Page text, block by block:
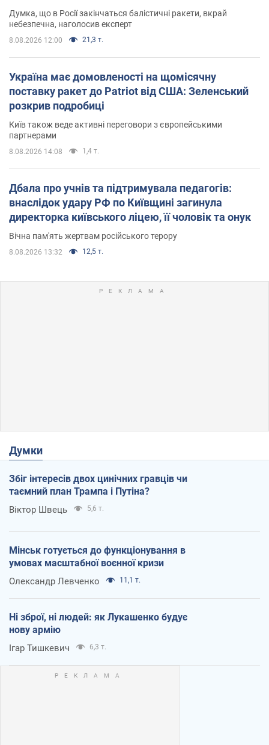
Думка, що в Росії закінчаться балістичні ракети, вкрай
небезпечна, наголосив експерт
8.08.2026 12:00 21,3 т.
Україна має домовленості на щомісячну
поставку ракет до Patriot від США: Зеленський
розкрив подробиці
Київ також веде активні переговори з європейськими
партнерами
8.08.2026 14:08 1,4 т.
Дбала про учнів та підтримувала педагогів:
внаслідок удару РФ по Київщині загинула
директорка київського ліцею, її чоловік та онук
Вічна пам'ять жертвам російського терору
8.08.2026 13:32 12,5 т.
Думки
Збіг інтересів двох цинічних гравців чи
таємний план Трампа і Путіна?
Віктор Швець 5,6 т.
Мінськ готується до функціонування в
умовах масштабної воєнної кризи
Олександр Левченко 11,1 т.
Ні зброї, ні людей: як Лукашенко будує
нову армію
Ігар Тишкевич 6,3 т.